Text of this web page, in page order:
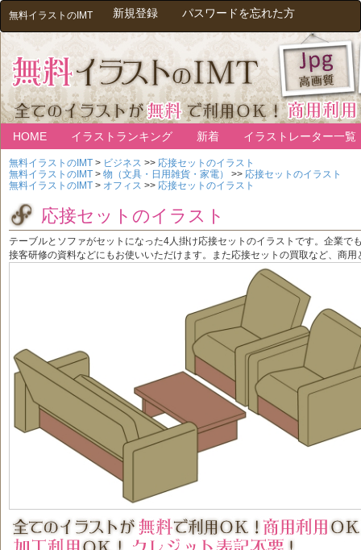
無料イラストのIMT 新規登録 パスワードを忘れた方
HOME イラストランキング 新着 イラストレーター一覧
無料イラストのIMT > ビジネス >> 応接セットのイラスト
無料イラストのIMT > 物（文具・日用雑貨・家電） >> 応接セットのイラスト
無料イラストのIMT > オフィス >> 応接セットのイラスト
応接セットのイラスト
テーブルとソファがセットになった4人掛け応接セットのイラストです。企業で
接客研修の資料などにもお使いいただけます。また応接セットの買取など、商